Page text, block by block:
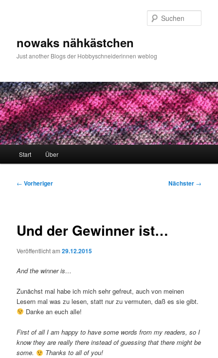
nowaks nähkästchen
Just another Blogs der Hobbyschneiderinnen weblog
Start Über
Beitragsnavigation
← Vorheriger Nächster →
Und der Gewinner ist…
Veröffentlicht am29.12.2015
And the winner is…
Zunächst mal habe ich mich sehr gefreut, auch von meinen
Lesern mal was zu lesen, statt nur zu vermuten, daß es sie gibt.
Danke an euch alle!
First of all I am happy to have some words from my readers, so I
know they are really there instead of guessing that there might be
some.
Thanks to all of you!